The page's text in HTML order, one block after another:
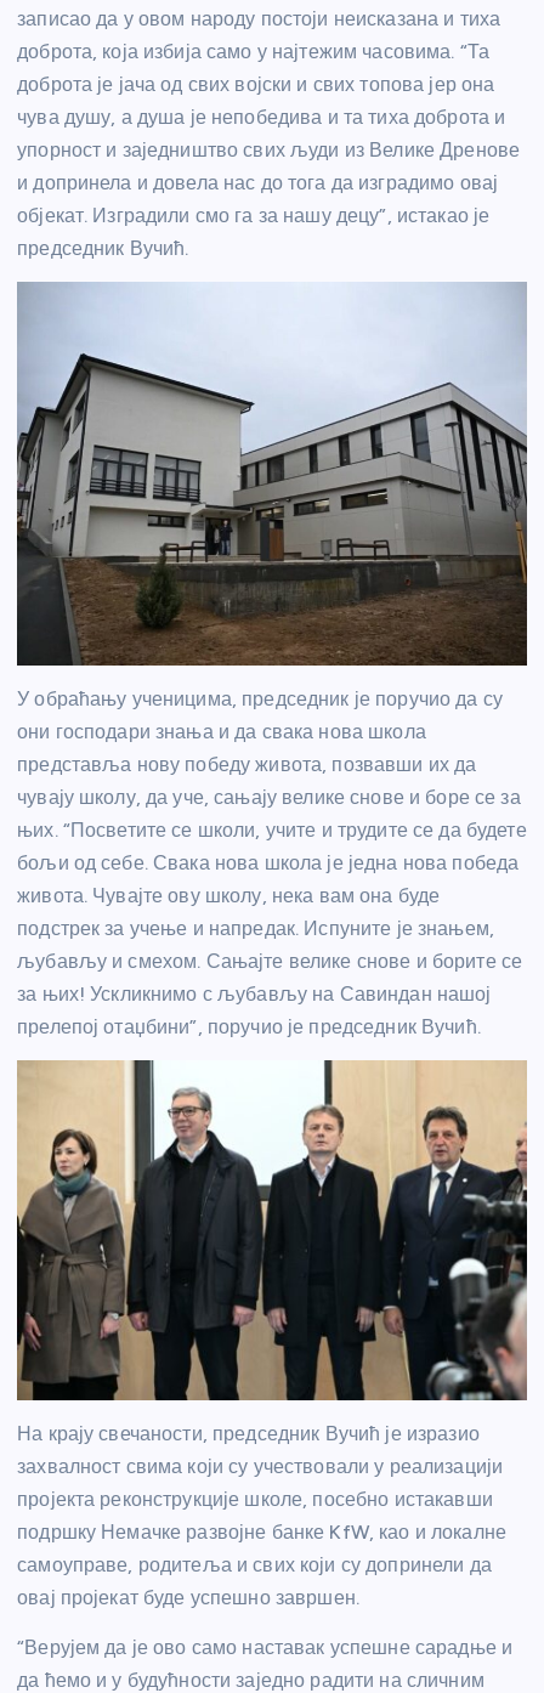
записао да у овом народу постоји неисказана и тиха
доброта, која избија само у најтежим часовима. “Та
доброта је јача од свих војски и свих топова јер она
чува душу, а душа је непобедива и та тиха доброта и
упорност и заједништво свих људи из Велике Дренове
и допринела и довела нас до тога да изградимо овај
објекат. Изградили смо га за нашу децу”, истакао је
председник Вучић.
У обраћању ученицима, председник је поручио да су
они господари знања и да свака нова школа
представља нову победу живота, позвавши их да
чувају школу, да уче, сањају велике снове и боре се за
њих. “Посветите се школи, учите и трудите се да будете
бољи од себе. Свака нова школа је једна нова победа
живота. Чувајте ову школу, нека вам она буде
подстрек за учење и напредак. Испуните је знањем,
љубављу и смехом. Сањајте велике снове и борите се
за њих! Ускликнимо с љубављу на Савиндан нашој
прелепој отаџбини”, поручио је председник Вучић.
На крају свечаности, председник Вучић је изразио
захвалност свима који су учествовали у реализацији
пројекта реконструкције школе, посебно истакавши
подршку Немачке развојне банке KfW, као и локалне
самоуправе, родитеља и свих који су допринели да
овај пројекат буде успешно завршен.
“Верујем да је ово само наставак успешне сарадње и
да ћемо и у будућности заједно радити на сличним